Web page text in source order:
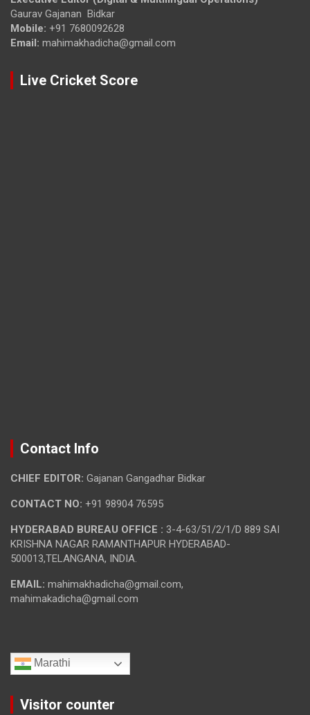
Gaurav Gajanan Bidkar
Mobile: +91 7680092628
Email: mahimakhadicha@gmail.com
Live Cricket Score
Contact Info
CHIEF EDITOR: Gajanan Gangadhar Bidkar
CONTACT NO: +91 98904 76595
HYDERABAD BUREAU OFFICE : 3-4-63/51/2/1/D 889 SAI
KRISHNA NAGAR RAMANTHAPUR HYDERABAD-
500013,TELANGANA, INDIA.
EMAIL: mahimakhadicha@gmail.com,
mahimakadicha@gmail.com
Marathi
Visitor counter